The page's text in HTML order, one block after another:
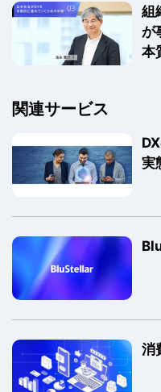
組
が
本
関連サービス
実
消